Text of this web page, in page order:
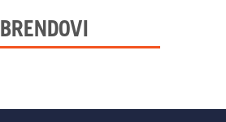
BRENDOVI